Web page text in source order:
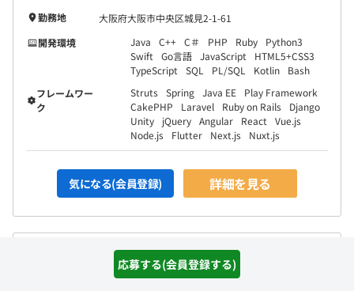
応募する(会員登録する)
勤務地
大阪府大阪市中央区城見2-1-61
開発環境
Java C++ C＃ PHP Ruby
Python3
Swift
Go言語 JavaScript
HTML5+CSS3
TypeScript
SQL PL/SQL Kotlin
Bash
フレームワー
ク
Struts Spring Java EE
Play Framework
CakePHP
Laravel Ruby on Rails
Django
Unity
jQuery Angular React
Vue.js
Node.js
Flutter Next.js Nuxt.js
気になる(会員登録) 詳細を見る
【福岡】インフラエンジニア/構築から設計工程へのチャレ
ンジ/キャリアップを目指せる環境/転勤なし